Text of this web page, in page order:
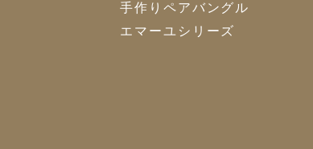
手作りペアバングル
エマーユシリーズ